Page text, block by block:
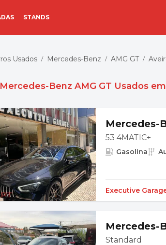
STANDS
Usados / Mercedes-Benz / AMG GT /
Mercedes-Benz AMG GT Usados
Mercedes-
53 4MATIC+
Gasolina
Executive
Mercedes-
Standard